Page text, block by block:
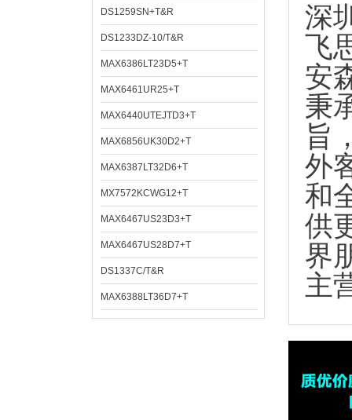
DS1259SN+T&R
DS1233DZ-10/T&R
MAX6386LT23D5+T
MAX6461UR25+T
MAX6440UTEJTD3+T
MAX6856UK30D2+T
MAX6387LT32D6+T
MX7572KCWG12+T
MAX6467US23D3+T
MAX6467US28D7+T
DS1337C/T&R
MAX6388LT36D7+T
深
飞
安
秉
旨
外
和
供
界
主